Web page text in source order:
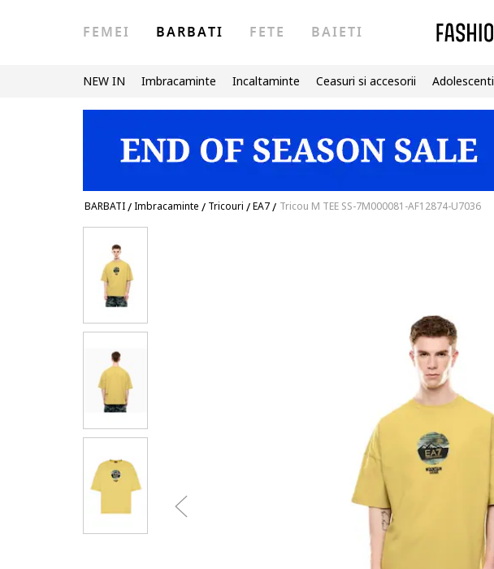
FEMEI BARBATI FETE BAIETI
NEW IN Imbracaminte Incaltaminte Ceasuri si accesorii Adolescenti
BARBATI/Imbracaminte / Tricouri /EA7/ Tricou M TEE SS-7M000081-AF12874-U7036